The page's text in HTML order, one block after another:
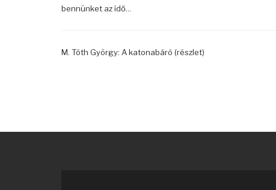
bennünket az idő...
M. Tóth György: A katonabáró (részlet)